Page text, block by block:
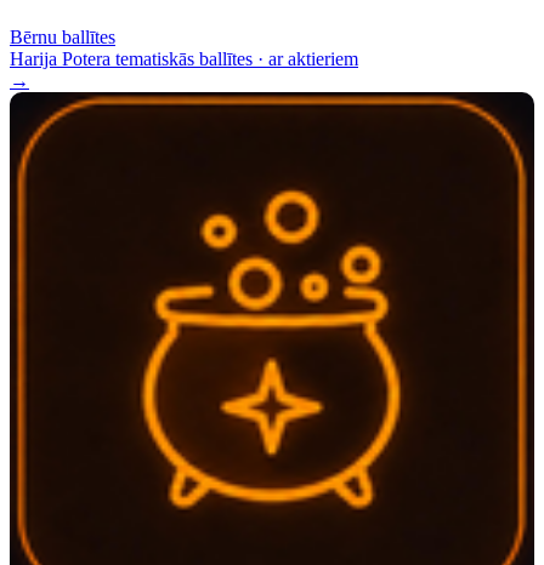
Bērnu ballītes
Harija Potera tematiskās ballītes · ar aktieriem
→